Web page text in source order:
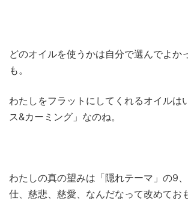
どのオイルを使うかは自分で選んでよか
も。
わたしをフラットにしてくれるオイルは
ス&カーミング」なのね。
わたしの真の望みは「隠れテーマ」の9
仕、慈悲、慈愛、なんだなって改めてお